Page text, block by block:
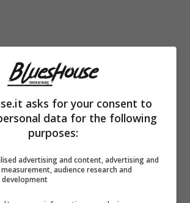
musica afroamericana, Johnny
dalle sonorità del delta del
dare riuscire poi a sviluppare
anni Settanta che sono
carriera- non solo unproprio
ma una vera e propria
asks for your consent to
data for the following
purposes:
advertising and content, advertising and
audience research and
development